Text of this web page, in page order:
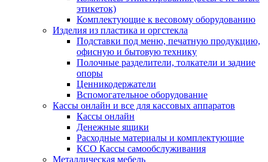
этикеток)
Комплектующие к весовому оборудованию
Изделия из пластика и оргстекла
Подставки под меню, печатную продукцию,
офисную и бытовую технику
Полочные разделители, толкатели и задние
опоры
Ценникодержатели
Вспомогательное оборудование
Кассы онлайн и все для кассовых аппаратов
Кассы онлайн
Денежные ящики
Расходные материалы и комплектующие
КСО Кассы самообслуживания
Металлическая мебель